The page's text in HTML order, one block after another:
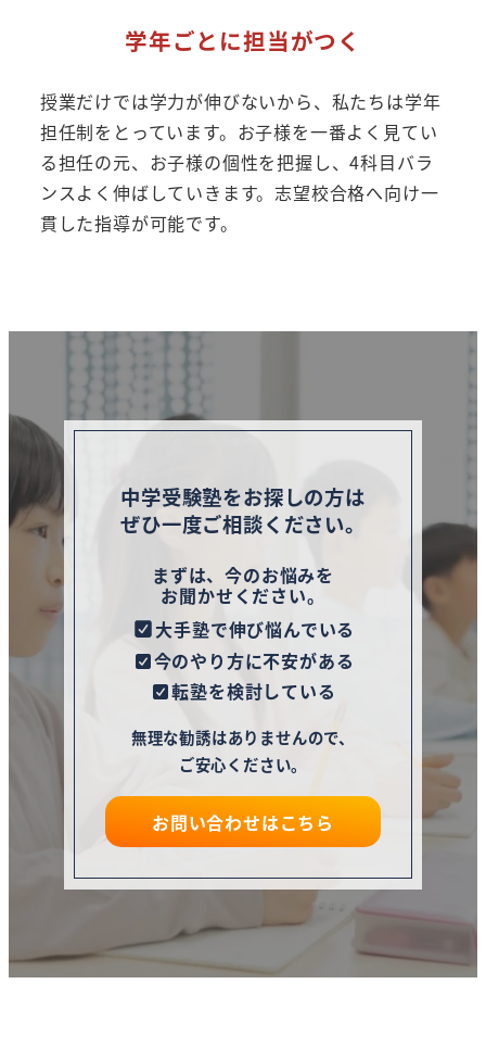
学年ごとに担当がつく
授業だけでは学力が伸びないから、私たちは学年
担任制をとっています。お子様を一番よく見てい
る担任の元、お子様の個性を把握し、4科目バラ
ンスよく伸ばしていきます。志望校合格へ向け一
貫した指導が可能です。
中学受験塾をお探しの方は
ぜひ一度ご相談ください。
まずは、今のお悩みを
お聞かせください。
大手塾で伸び悩んでいる
今のやり方に不安がある
転塾を検討している
無理な勧誘はありませんので、
ご安心ください。
お問い合わせはこちら